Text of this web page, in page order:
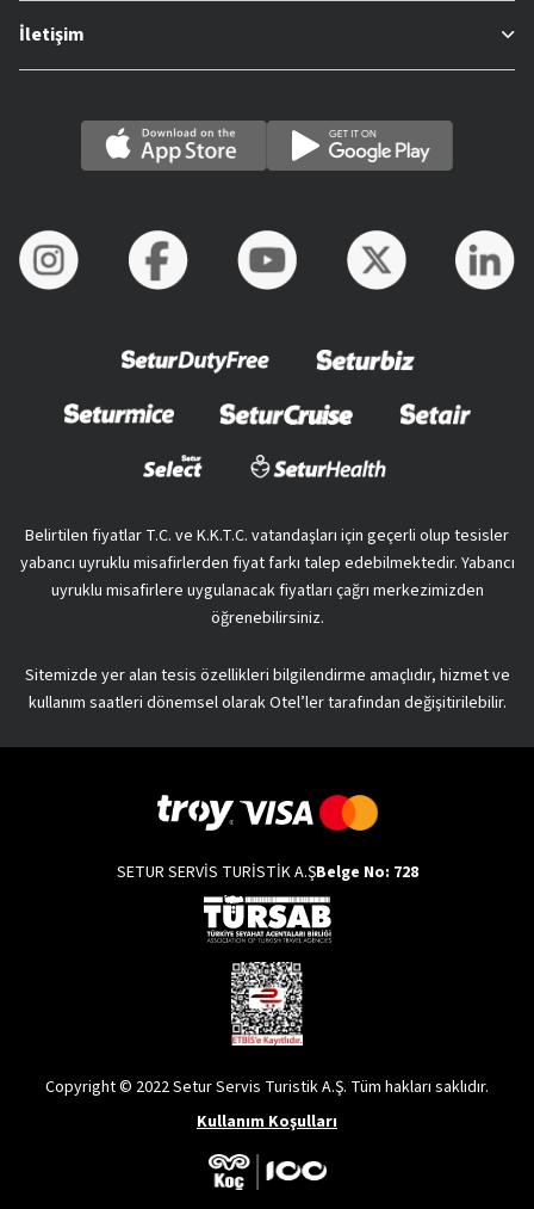
İletişim
Belirtilen fiyatlar T.C. ve K.K.T.C. vatandaşları için geçerli olup tesisler
yabancı uyruklu misafirlerden fiyat farkı talep edebilmektedir. Yabancı
uyruklu misafirlere uygulanacak fiyatları çağrı merkezimizden
öğrenebilirsiniz.
Sitemizde yer alan tesis özellikleri bilgilendirme amaçlıdır, hizmet ve
kullanım saatleri dönemsel olarak Otel’ler tarafından değişitirilebilir.
SETUR SERVİS TURİSTİK A.ŞBelge No: 728
Copyright © 2022 Setur Servis Turistik A.Ş. Tüm hakları saklıdır.
Kullanım Koşulları